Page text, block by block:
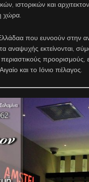
ιστορικών και
χώρα.
που ευνοούν στην
αναψυχής εκτείνονται,
και το Ιόνιο πέλαγος.